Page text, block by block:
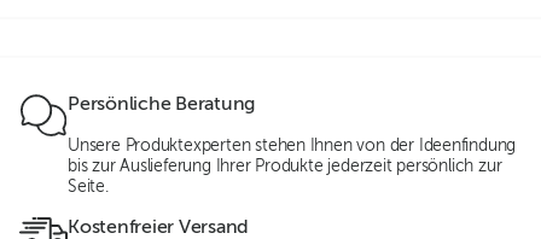
Persönliche Beratung
Unsere Produktexperten stehen Ihnen von der Ideenfindung
bis zur Auslieferung Ihrer Produkte jederzeit persönlich zur
Seite.
Kostenfreier Versand